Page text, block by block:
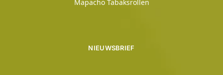
Mapacho Tabaksrollen
NIEUWSBRIEF